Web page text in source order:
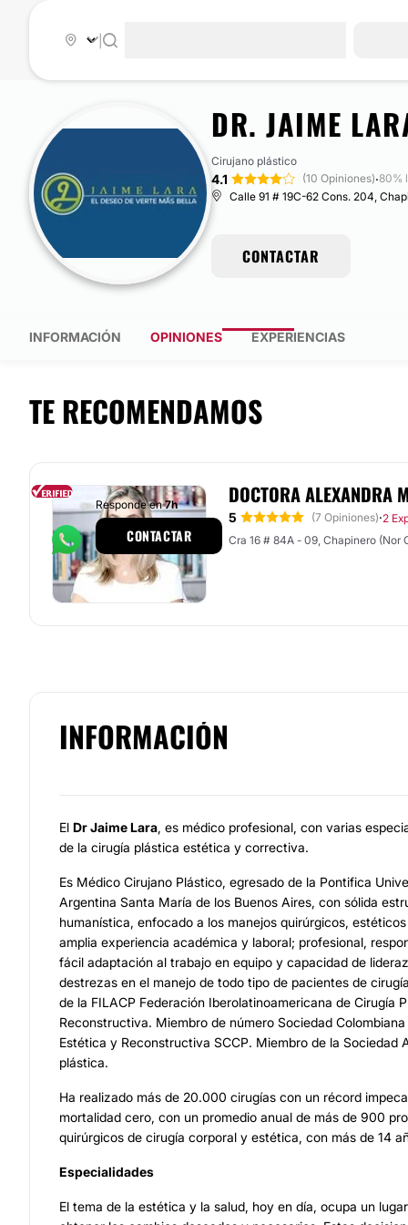
DR. JAIME
Cirujano plástico
4.1 (10 Opiniones)·80%
Calle 91 # 19C-62 Cons. 204,
CONTACTAR
INFORMACIÓN OPINIONES EXPERIENCIAS
TE RECOMENDAMOS
DOCTORA ALEXANDRA
5 (7 Opiniones)·2
Cra 16 # 84A - 09, Chapinero (Nor
Responde en7h
CONTACTAR
INFORMACIÓN
El Dr Jaime Lara, es médico profesional, con varias
de la cirugía plástica estética y correctiva.
Es Médico Cirujano Plástico, egresado de la Pontifica
Argentina Santa María de los Buenos Aires, con sólida
humanística, enfocado a los manejos quirúrgicos,
amplia experiencia académica y laboral; profesional,
fácil adaptación al trabajo en equipo y capacidad de
destrezas en el manejo de todo tipo de pacientes de
de la FILACP Federación Iberolatinoamericana de Cirugía
Reconstructiva. Miembro de número Sociedad
Estética y Reconstructiva SCCP. Miembro de la Sociedad
plástica.
Ha realizado más de 20.000 cirugías con un récord
mortalidad cero, con un promedio anual de más de 900
quirúrgicos de cirugía corporal y estética, con más de 14
Especialidades
El tema de la estética y la salud, hoy en día, ocupa un